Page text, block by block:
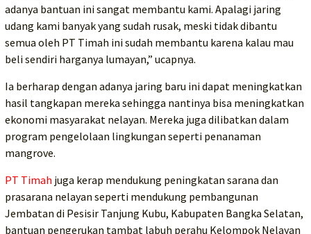
adanya bantuan ini sangat membantu kami. Apalagi jaring
udang kami banyak yang sudah rusak, meski tidak dibantu
semua oleh PT Timah ini sudah membantu karena kalau mau
beli sendiri harganya lumayan,” ucapnya.
Ia berharap dengan adanya jaring baru ini dapat meningkatkan
hasil tangkapan mereka sehingga nantinya bisa meningkatkan
ekonomi masyarakat nelayan. Mereka juga dilibatkan dalam
program pengelolaan lingkungan seperti penanaman
mangrove.
PT Timah juga kerap mendukung peningkatan sarana dan
prasarana nelayan seperti mendukung pembangunan
Jembatan di Pesisir Tanjung Kubu, Kabupaten Bangka Selatan,
bantuan pengerukan tambat labuh perahu Kelompok Nelayan